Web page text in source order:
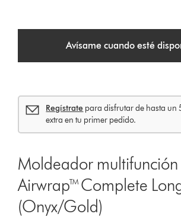
Avísame cuando esté
Regístrate para disfrutar de hasta un
extra en tu primer pedido.
Moldeador multifunción
Airwrap™ Complete
(Onyx/Gold)